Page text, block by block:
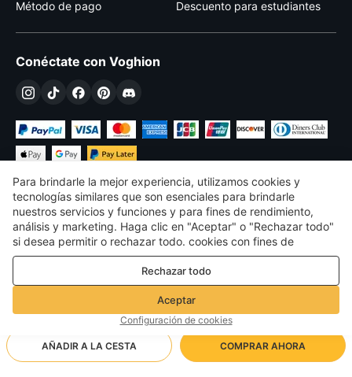
AÑADIR A LA CESTA COMPRAR AHORA
Método de pago Descuento para estudiantes
Conéctate con Voghion
€ EUR Spain
©2026 Voghion
Términos y condiciones
Política de privacidad y cookies
Directrices de la comunidad
Para brindarle la mejor experiencia, utilizamos cookies y
tecnologías similares que son esenciales para brindarle
nuestros servicios y funciones y para fines de rendimiento,
análisis y marketing. Haga clic en "Aceptar" o "Rechazar todo"
si desea permitir o rechazar todo. cookies con fines de
rendimiento, análisis y marketing. Para más detalles, consulte
Política de privacidad y cookies
Rechazar todo
Aceptar
Configuración de cookies